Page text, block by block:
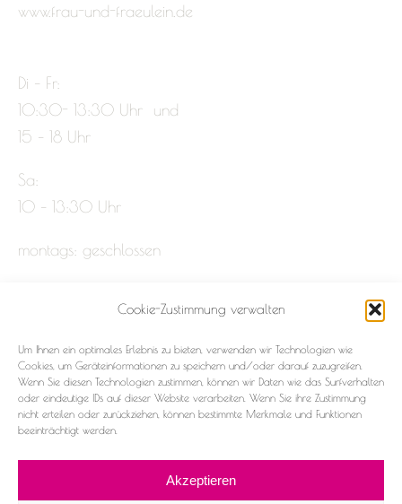
Cookie-Zustimmung verwalten
Um Ihnen ein optimales Erlebnis zu bieten, verwenden wir Technologien wie
Cookies, um Geräteinformationen zu speichern und/oder darauf zuzugreifen.
Wenn Sie diesen Technologien zustimmen, können wir Daten wie das Surfverhalten
oder eindeutige IDs auf dieser Website verarbeiten. Wenn Sie ihre Zustimmung
nicht erteilen oder zurückziehen, können bestimmte Merkmale und Funktionen
beeinträchtigt werden.
Akzeptieren
www.frau-und-fraeulein.de
Di – Fr:
10:30- 13:30 Uhr und
15 – 18 Uhr
Sa:
10 – 13:30 Uhr
montags: geschlossen
Datenschutz
Cookie-Richtlinie (EU)